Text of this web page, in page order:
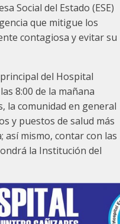
Social del Estado (ESE)
que mitigue los
contagiosa y evitar su
del Hospital
8:00 de la mañana
la comunidad en general
y puestos de salud más
así mismo, contar con las
la Institución del